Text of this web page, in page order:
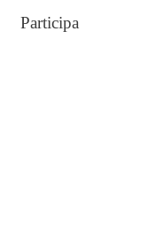
Participa